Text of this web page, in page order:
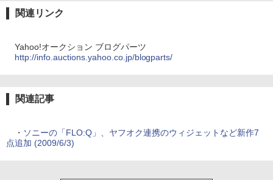
関連リンク
Yahoo!オークション ブログパーツ
http://info.auctions.yahoo.co.jp/blogparts/
関連記事
・ ソニーの「FLO:Q」、ヤフオク連携のウィジェットなど新作7
点追加 (2009/6/3)